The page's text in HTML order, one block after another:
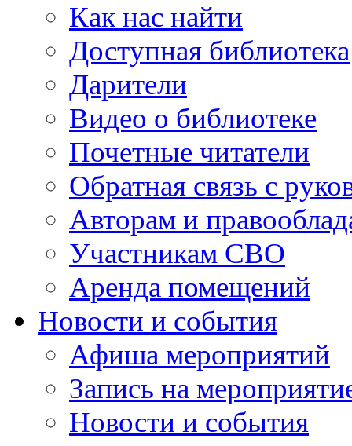
Как нас найти
Доступная библиотека
Дарители
Видео о библиотеке
Почетные читатели
Обратная связь с
Авторам и
Участникам СВО
Аренда помещений
Новости и события
Афиша мероприятий
Запись на
Новости и события